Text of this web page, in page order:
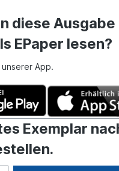
diese Ausgabe
EPaper lesen?
App.
Exemplar